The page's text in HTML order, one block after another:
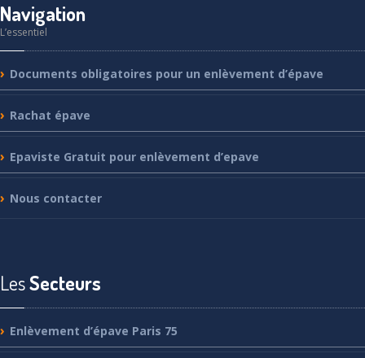
Navigation
L’essentiel
Documents obligatoires pour un enlèvement d’épave
Rachat épave
Epaviste Gratuit pour enlèvement d’epave
Nous contacter
LesSecteurs
Enlèvement d’épave Paris 75